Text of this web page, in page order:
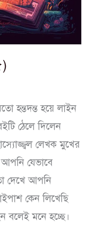
হন্তদন্ত হয়ে লাইন
ঠেলে দিলেন
লেখক মুখের
যেভাবে
দেখে আপনি
কেন লিখেছি
বলেই মনে হচ্ছে।